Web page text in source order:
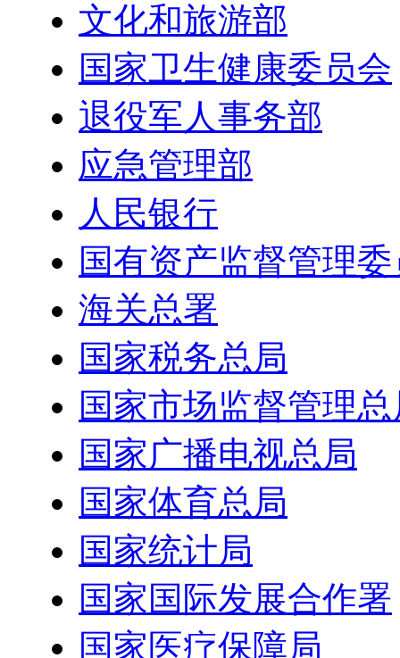
文化和旅游部
国家卫生健康委员会
退役军人事务部
应急管理部
人民银行
国有资产监督管理
海关总署
国家税务总局
国家市场监督管理
国家广播电视总局
国家体育总局
国家统计局
国家国际发展合作署
国家医疗保障局